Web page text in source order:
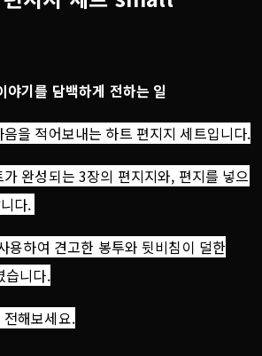
야기를 담백하게 전하는 일
을 적어보내는 하트 편지지 세트입니다.
완성되는 3장의 편지지와, 편지를 넣으
다.
용하여 견고한 봉투와 뒷비침이 덜한
습니다.
해보세요.